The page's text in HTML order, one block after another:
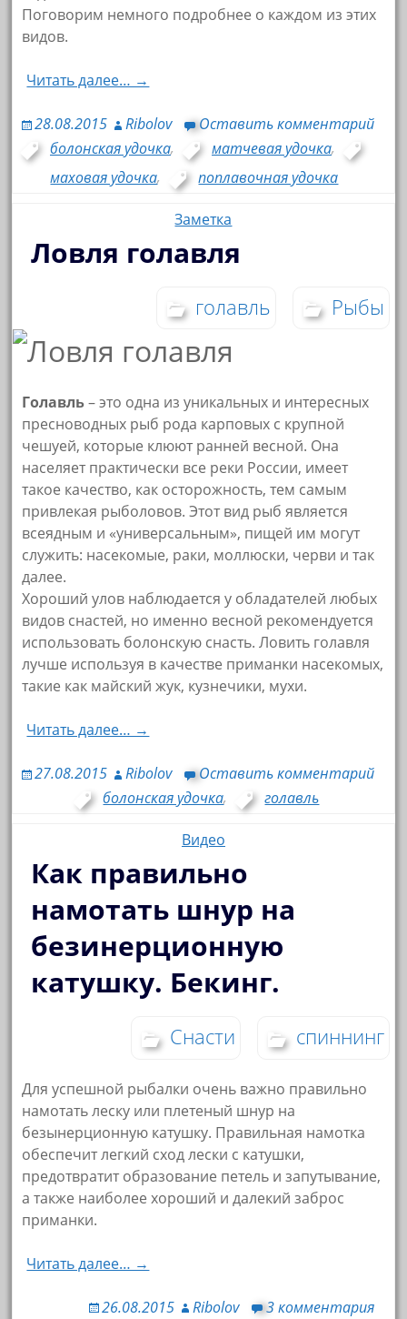
Поговорим немного подробнее о каждом из этих
видов.
Читать далее… →
28.08.2015 Ribolov
Оставить комментарий
болонская удочка, матчевая удочка,
маховая удочка, поплавочная удочка
Заметка
Ловля голавля
голавль Рыбы
Голавль– это одна из уникальных и интересных
пресноводных рыб рода карповых с крупной
чешуей, которые клюют ранней весной. Она
населяет практически все реки России, имеет
такое качество, как осторожность, тем самым
привлекая рыболовов. Этот вид рыб является
всеядным и «универсальным», пищей им могут
служить: насекомые, раки, моллюски, черви и так
далее.
Хороший улов наблюдается у обладателей любых
видов снастей, но именно весной рекомендуется
использовать болонскую снасть. Ловить голавля
лучше используя в качестве приманки насекомых,
такие как майский жук, кузнечики, мухи.
Читать далее… →
27.08.2015 Ribolov
Оставить комментарий
болонская удочка, голавль
Видео
Как правильно
намотать шнур на
безинерционную
катушку. Бекинг.
Снасти спиннинг
Для успешной рыбалки очень важно правильно
намотать леску или плетеный шнур на
безынерционную катушку. Правильная намотка
обеспечит легкий сход лески с катушки,
предотвратит образование петель и запутывание,
а также наиболее хороший и далекий заброс
приманки.
Читать далее… →
26.08.2015 Ribolov
3 комментария